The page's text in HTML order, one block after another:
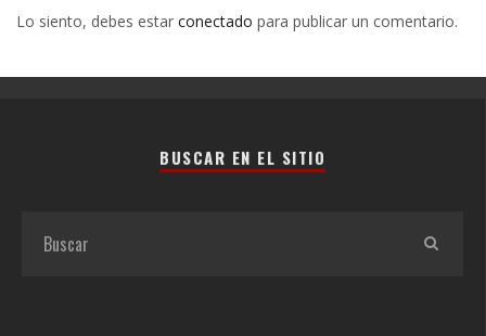
Lo siento, debes estar conectado para publicar un comentario.
BUSCAR EN EL SITIO